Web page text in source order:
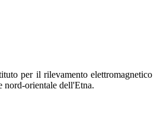
per il rilevamento elettromagnetico
nord-orientale dell'Etna.